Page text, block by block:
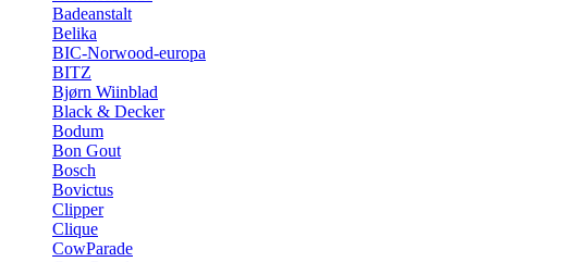
Badeanstalt
Belika
BIC-Norwood-europa
BITZ
Bjørn Wiinblad
Black & Decker
Bodum
Bon Gout
Bosch
Bovictus
Clipper
Clique
CowParade